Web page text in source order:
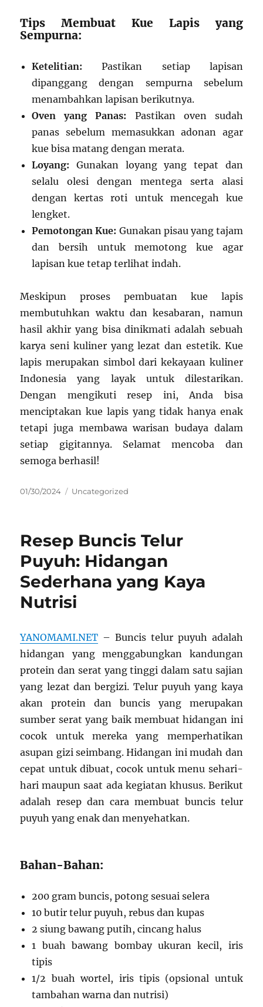
Tips Membuat Kue Lapis yang
Sempurna:
Ketelitian: Pastikan setiap lapisan
dipanggang dengan sempurna sebelum
menambahkan lapisan berikutnya.
Oven yang Panas: Pastikan oven sudah
panas sebelum memasukkan adonan agar
kue bisa matang dengan merata.
Loyang: Gunakan loyang yang tepat dan
selalu olesi dengan mentega serta alasi
dengan kertas roti untuk mencegah kue
lengket.
Pemotongan Kue: Gunakan pisau yang tajam
dan bersih untuk memotong kue agar
lapisan kue tetap terlihat indah.
Meskipun proses pembuatan kue lapis
membutuhkan waktu dan kesabaran, namun
hasil akhir yang bisa dinikmati adalah sebuah
karya seni kuliner yang lezat dan estetik. Kue
lapis merupakan simbol dari kekayaan kuliner
Indonesia yang layak untuk dilestarikan.
Dengan mengikuti resep ini, Anda bisa
menciptakan kue lapis yang tidak hanya enak
tetapi juga membawa warisan budaya dalam
setiap gigitannya. Selamat mencoba dan
semoga berhasil!
Posted
01/30/2024 Categories
Uncategorized
Resep Buncis Telur
Puyuh: Hidangan
Sederhana yang Kaya
Nutrisi
YANOMAMI.NET – Buncis telur puyuh adalah
hidangan yang menggabungkan kandungan
protein dan serat yang tinggi dalam satu sajian
yang lezat dan bergizi. Telur puyuh yang kaya
akan protein dan buncis yang merupakan
sumber serat yang baik membuat hidangan ini
cocok untuk mereka yang memperhatikan
asupan gizi seimbang. Hidangan ini mudah dan
cepat untuk dibuat, cocok untuk menu sehari-
hari maupun saat ada kegiatan khusus. Berikut
adalah resep dan cara membuat buncis telur
puyuh yang enak dan menyehatkan.
Bahan-Bahan:
200 gram buncis, potong sesuai selera
10 butir telur puyuh, rebus dan kupas
2 siung bawang putih, cincang halus
1 buah bawang bombay ukuran kecil, iris
tipis
1/2 buah wortel, iris tipis (opsional untuk
tambahan warna dan nutrisi)